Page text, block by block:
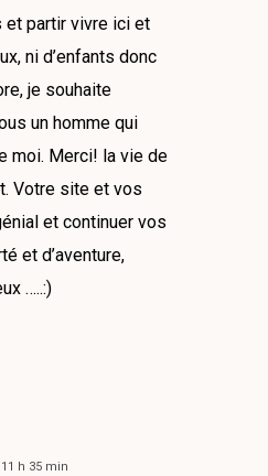
et partir vivre ici et
ni d’enfants donc
je souhaite
un homme qui
moi. Merci! la vie de
Votre site et vos
et continuer vos
et d’aventure,
…..:)
h 35 min